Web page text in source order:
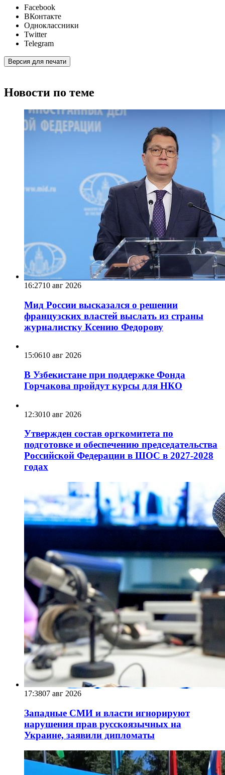
Facebook
ВКонтакте
Одноклассники
Twitter
Telegram
Версия для печати
Новости по теме
16:2710 авг 2026
Мид России высказался о решении
французских властей выслать из страны
журналистку Ксению Федорову
15:0610 авг 2026
В Узбекистане при поддержке Фонда
Горчакова пройдут курсы для НКО
12:3010 авг 2026
Утвержден состав оргкомитета по
подготовке и обеспечению председательства
Российской Федерации в ШОС в 2027-2028
годах
17:3807 авг 2026
Западные СМИ и власти игнорируют
нарушения прав русскоязычных на
Украине, заявили дипломаты